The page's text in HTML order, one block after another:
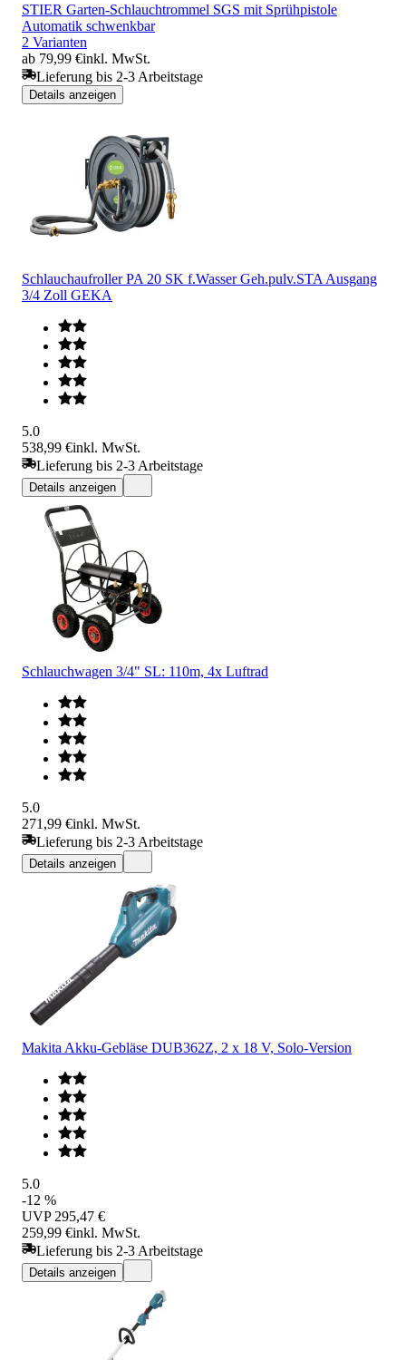
STIER Garten-Schlauchtrommel SGS mit Sprühpistole
Automatik schwenkbar
2 Varianten
ab 79,99 €inkl. MwSt.
Lieferung bis 2-3 Arbeitstage
Details anzeigen
Schlauchaufroller PA 20 SK f.Wasser Geh.pulv.STA Ausgang
3/4 Zoll GEKA
5.0
538,99 €inkl. MwSt.
Lieferung bis 2-3 Arbeitstage
Details anzeigen
Schlauchwagen 3/4" SL: 110m, 4x Luftrad
5.0
271,99 €inkl. MwSt.
Lieferung bis 2-3 Arbeitstage
Details anzeigen
Makita Akku-Gebläse DUB362Z, 2 x 18 V, Solo-Version
5.0
-12 %
UVP 295,47 €
259,99 €inkl. MwSt.
Lieferung bis 2-3 Arbeitstage
Details anzeigen